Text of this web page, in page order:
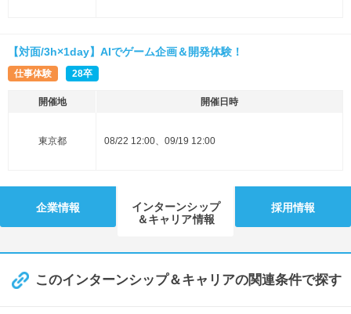
【対面/3h×1day】AIでゲーム企画＆開発体験！
仕事体験 28卒
開催地 開催日時
東京都 08/22 12:00、09/19 12:00
企業情報
インターンシップ
＆キャリア情報
採用情報
このインターンシップ＆キャリアの関連条件で探す